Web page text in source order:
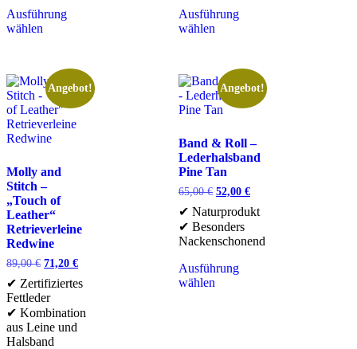
Ausführung
wählen
Ausführung
wählen
Angebot!
Molly and
Stitch –
„Touch of
Leather“
Retrieverleine
Redwine
89,00€ 71,20 €
✔ Zertifiziertes
Fettleder
✔ Kombination
aus Leine und
Halsband
Angebot!
Band & Roll –
Lederhalsband
Pine Tan
65,00€ 52,00 €
✔ Naturprodukt
✔ Besonders
Nackenschonend
Ausführung
wählen